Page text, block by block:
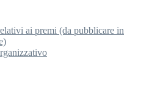
ai premi (da pubblicare in